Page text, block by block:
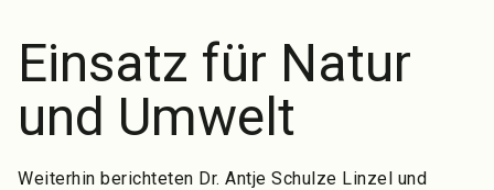
Einsatz für Natur
und Umwelt
Weiterhin berichteten Dr. Antje Schulze Linzel und